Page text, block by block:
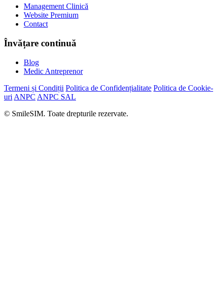
Management Clinică
Website Premium
Contact
Învățare continuă
Blog
Medic Antreprenor
Termeni și Condiții Politica de Confidențialitate Politica de Cookie-
uri ANPC ANPC SAL
© SmileSIM. Toate drepturile rezervate.